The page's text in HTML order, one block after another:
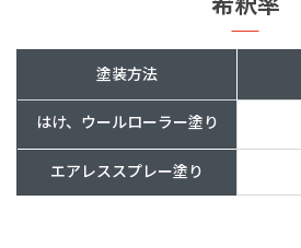
塗装方法
はけ、ウールローラー塗り
エアレススプレー塗り